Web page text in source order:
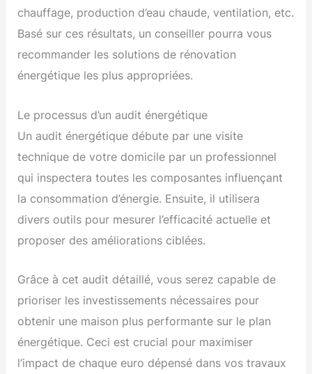
chauffage, production d’eau chaude, ventilation, etc.
Basé sur ces résultats, un conseiller pourra vous
recommander les solutions de rénovation
énergétique les plus appropriées.
Le processus d’un audit énergétique
Un audit énergétique débute par une visite
technique de votre domicile par un professionnel
qui inspectera toutes les composantes influençant
la consommation d’énergie. Ensuite, il utilisera
divers outils pour mesurer l’efficacité actuelle et
proposer des améliorations ciblées.
Grâce à cet audit détaillé, vous serez capable de
prioriser les investissements nécessaires pour
obtenir une maison plus performante sur le plan
énergétique. Ceci est crucial pour maximiser
l’impact de chaque euro dépensé dans vos travaux